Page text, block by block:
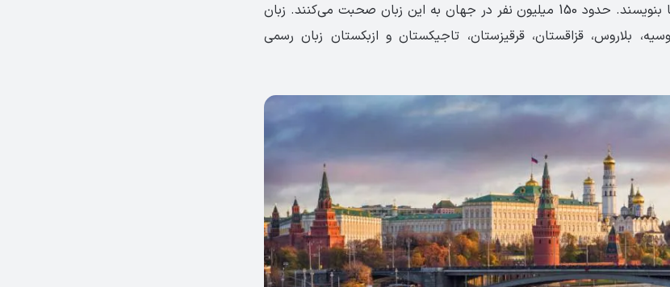
نمی‌توانند به‌راحتی بخوانند یا بنویسند. حدود 150 میلیون نفر در جهان به این زبان صحبت می‌کنند. زبان
بلاروس، قزاقستان، قرقیزستان، تاجیکستان و ازبکستان زبان رسمی